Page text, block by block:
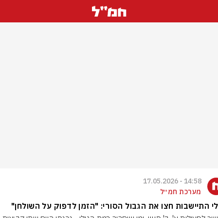
14:58 - 17.05.2026
מערכת חמ״ל
התיישבות חצו את הגבול הסורי: "הזמן לדפוק על השולחן"